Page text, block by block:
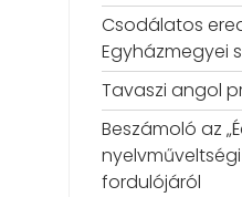
Csodálatos
Egyházmegyei
Tavaszi angol
Beszámoló az
fordulójáról